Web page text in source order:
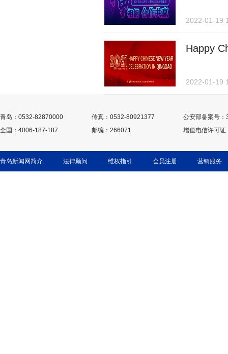
2022-01-19
Happy
2022-01-19
青岛：0532-82870000 传真：0532-80921377
公安部备案号
全国：4006-187-187
邮编：266071 增值电信许可
青岛新闻网简介 法律顾问 维权指引 会员注册 营销服务